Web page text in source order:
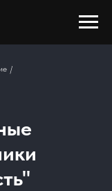
/